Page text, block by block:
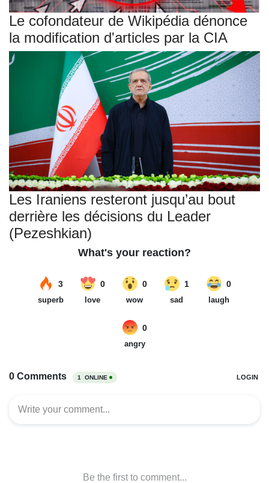
Le cofondateur de Wikipédia dénonce
la modification d'articles par la CIA
Les Iraniens resteront jusqu’au bout
derrière les décisions du Leader
(Pezeshkian)